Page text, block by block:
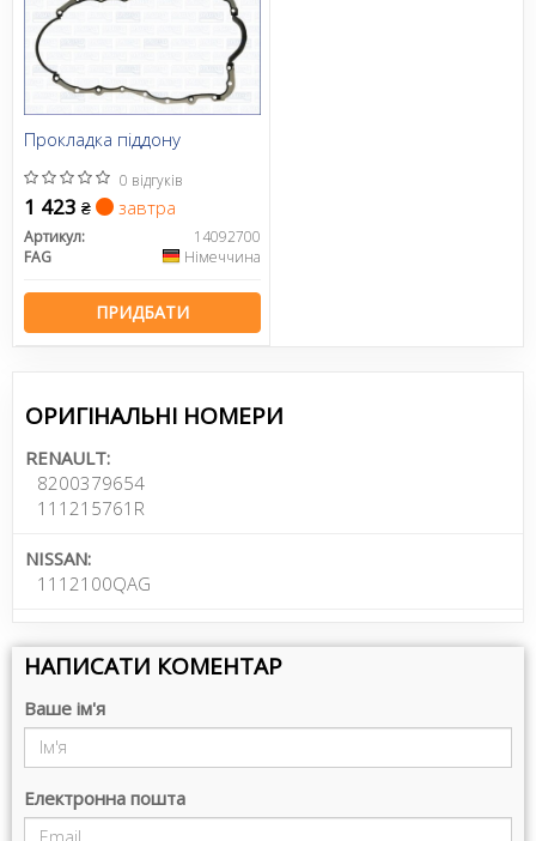
Прокладка піддону
0 відгуків
1 423 ₴ завтра
Артикул:
14092700
FAG
Німеччина
ПРИДБАТИ
ОРИГІНАЛЬНІ НОМЕРИ
RENAULT:
8200379654
111215761R
NISSAN:
1112100QAG
НАПИСАТИ КОМЕНТАР
Ваше ім'я
Електронна пошта